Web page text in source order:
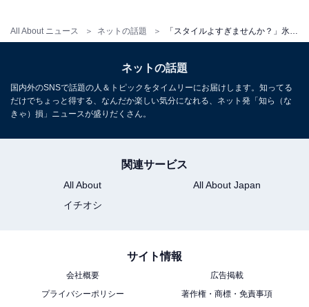
All About ニュース ネットの話題
ネットの話題
国内外のSNSで話題の人＆トピックをタイムリーにお届けします。知ってる
だけでちょっと得する、なんだか楽しい気分になれる、ネット発「知ら（な
きゃ）損」ニュースが盛りだくさん。
関連サービス
All About
All About Japan
イチオシ
サイト情報
会社概要
広告掲載
プライバシーポリシー
著作権・商標・免責事項